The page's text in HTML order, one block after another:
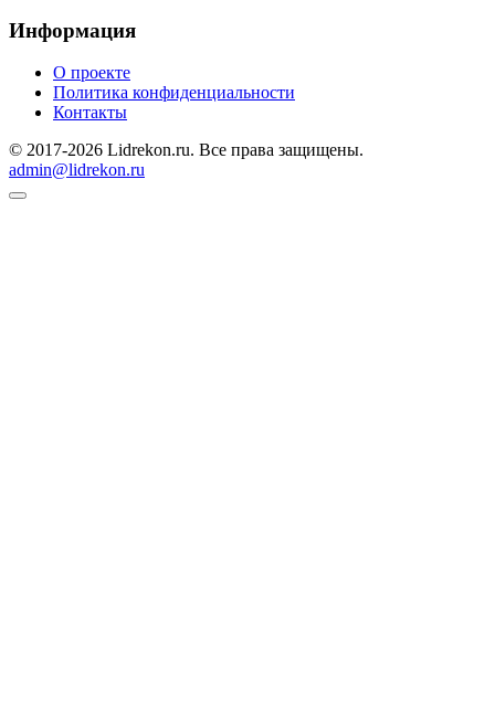
Информация
О проекте
Политика конфиденциальности
Контакты
© 2017-2026 Lidrekon.ru. Все права защищены.
admin@lidrekon.ru